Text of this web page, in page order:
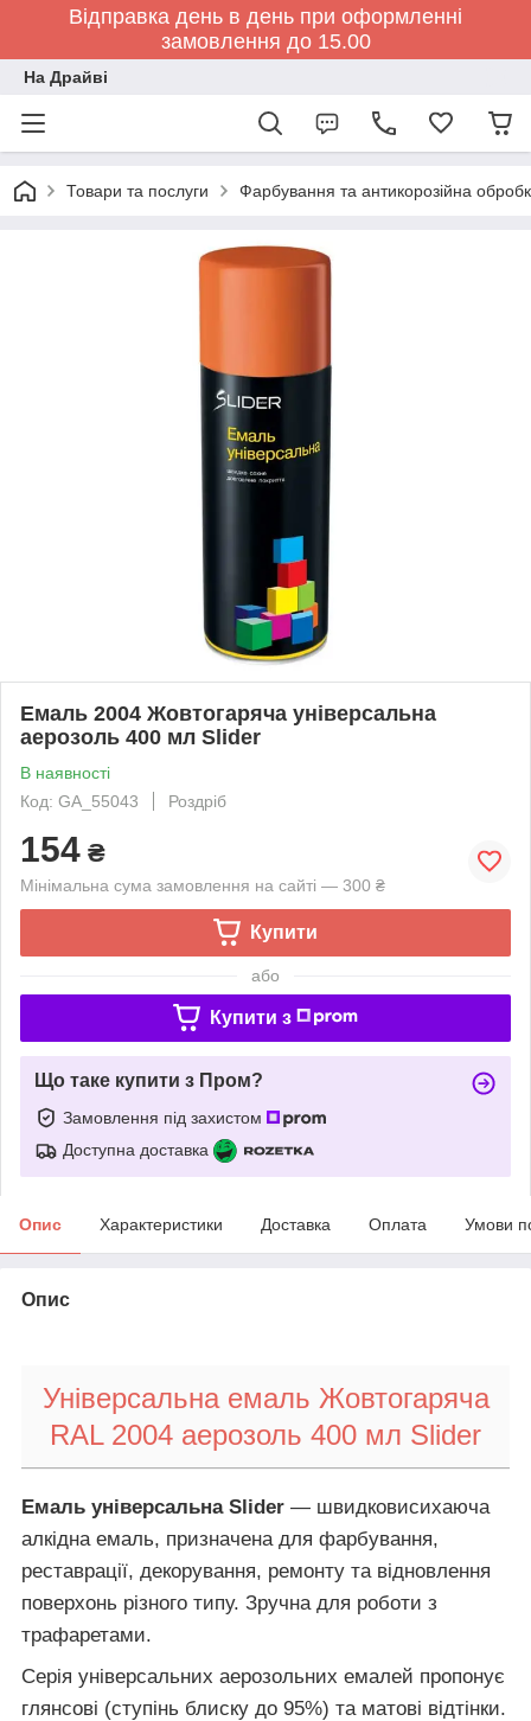
Відправка день в день при оформленні
замовлення до 15.00
На Драйві
Товари та послуги Фарбування та антикорозійна
Емаль 2004 Жовтогаряча універсальна
аерозоль 400 мл Slider
В наявності
Код: GA_55043
Роздріб
154 ₴
Мінімальна сума замовлення на сайті — 300 ₴
Купити
або
Купити з
Що таке купити з Пром?
Замовлення під захистом
Доступна доставка
Опис Характеристики Доставка Оплата Умови
Опис
Універсальна емаль Жовтогаряча
RAL 2004 аерозоль 400 мл Slider
Емаль універсальна Slider — швидковисихаюча
алкідна емаль, призначена для фарбування,
реставрації, декорування, ремонту та відновлення
поверхонь різного типу. Зручна для роботи з
трафаретами.
Серія універсальних аерозольних емалей пропонує
глянсові (ступінь блиску до 95%) та матові відтінки.